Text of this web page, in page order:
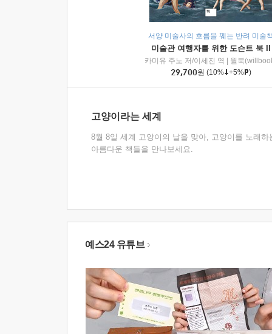
서양 미술사의 흐름을 꿰는 반려 미술
미술관 여행자를 위한 도슨트 북 II
카미유 주노 저/이세진 역
윌북
29,700원 (10% +5% )
고양이라는 세계
8월 8일 세계 고양이의 날을 맞아, 고양이를 노래하
아름다운 책들을 만나보세요.
예스24 유튜브